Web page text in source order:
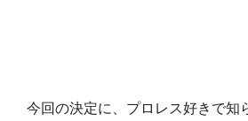
今回の決定に、プロレス好きで知